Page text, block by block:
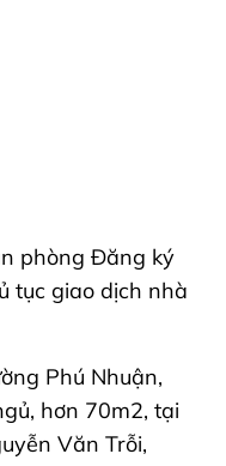
phòng Đăng ký
tục giao dịch nhà
Phú Nhuận,
hơn 70m2, tại
Văn Trỗi,